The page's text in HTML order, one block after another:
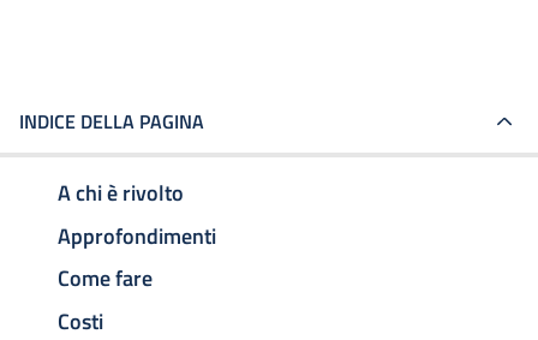
INDICE DELLA PAGINA
A chi è rivolto
Approfondimenti
Come fare
Costi